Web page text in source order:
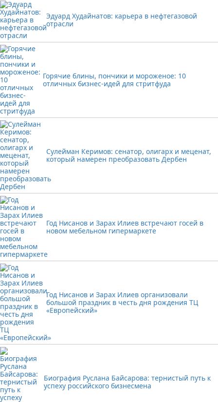
Эдуард Худайнатов: карьера в нефтегазовой
отрасли
Горячие блины, пончики и мороженое: 10
отличных бизнес-идей для стритфуда
Сулейман Керимов: сенатор, олигарх и меценат,
который намерен преобразовать Дербен
Год Нисанов и Зарах Илиев встречают госей в
новом мебельном гипермаркете
Год Нисанов и Зарах Илиев организовали
большой праздник в честь дня рождения ТЦ
«Европейский»
Биография Руслана Байсарова: тернистый путь к
успеху российского бизнесмена